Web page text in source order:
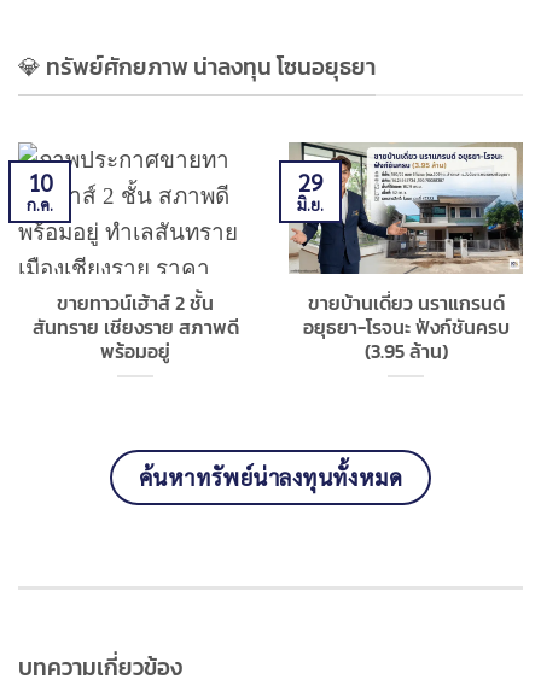
💎 ทรัพย์ศักยภาพ น่าลงทุน โซนอยุธยา
ขายทาวน์เฮ้าส์ 2 ชั้น
สันทราย เชียงราย สภาพดี
พร้อมอยู่
10
ก.ค.
ขายบ้านเดี่ยว นราแกรนด์
อยุธยา-โรจนะ ฟังก์ชันครบ
(3.95 ล้าน)
29
มิ.ย.
ค้นหาทรัพย์น่าลงทุนทั้งหมด
บทความเกี่ยวข้อง